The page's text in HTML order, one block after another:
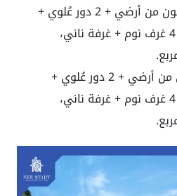
تاون هاوس B يتكون من أرضي + 2 دور عُلوي +
بنتهاوس، يحتوي على 4 غرف نوم + غرفة ناني،
توين هاوس يتكون من أرضي + 2 دور عُلوي +
بنتهاوس، يحتوي على 4 غرف نوم + غرفة ناني،